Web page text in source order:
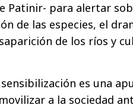
Patinir- para alertar
de las especies, el
de los ríos y
es una
a la sociedad